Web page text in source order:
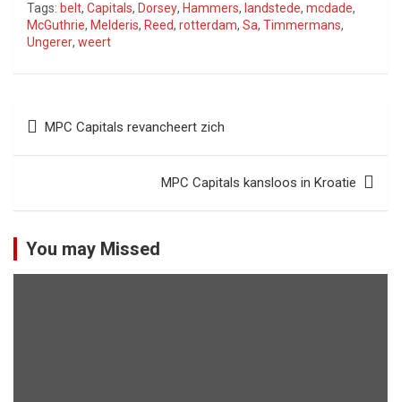
Tags: belt, Capitals, Dorsey, Hammers, landstede, mcdade,
McGuthrie, Melderis, Reed, rotterdam, Sa, Timmermans,
Ungerer, weert
navigatie
MPC Capitals revancheert zich
MPC Capitals kansloos in Kroatie
You may Missed